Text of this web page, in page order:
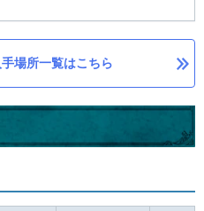
場所一覧はこちら